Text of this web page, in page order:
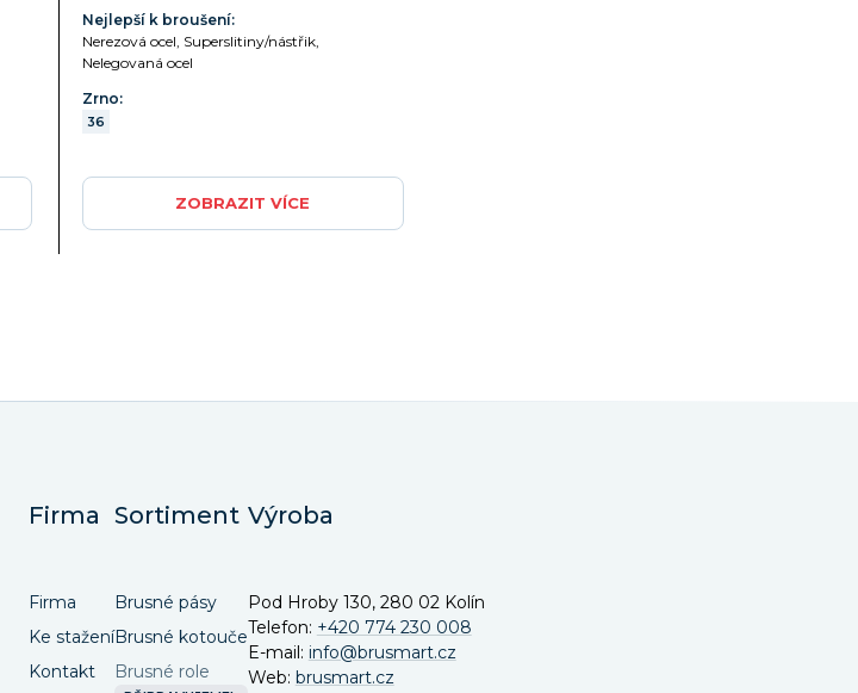
Nejlepší k broušení:
Nerezová ocel, Superslitiny/nástřik,
Nelegovaná ocel
Zrno:
36
ZOBRAZIT VÍCE
Firma
Firma
Ke stažení
Kontakt
Sortiment
Brusné pásy
Brusné kotouče
Brusné role
Výroba
Pod Hroby 130, 280 02 Kolín
Telefon: +420 774 230 008
E-mail: info@brusmart.cz
Web: brusmart.cz